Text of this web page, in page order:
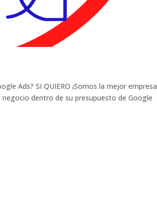
Ads? SI QUIERO ¡Somos la mejor empresa
dentro de su presupuesto de Google